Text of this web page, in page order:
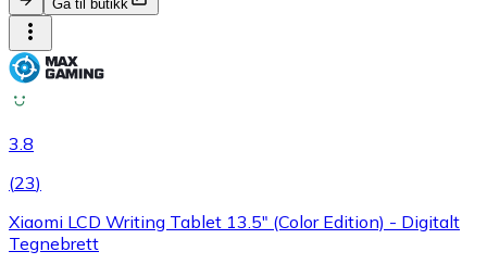
Gå til butikk
3.8
(23)
Xiaomi LCD Writing Tablet 13.5″ (Color Edition) - Digitalt
Tegnebrett